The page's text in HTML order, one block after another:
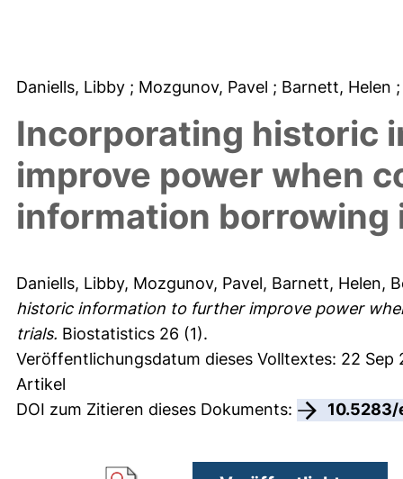
Daniells, Libby ; Mozgunov, Pavel ; Barnett, Helen
Incorporating historic
improve power when
information borrowing
Daniells, Libby, Mozgunov, Pavel, Barnett, Helen,
historic information to further improve power
trials. Biostatistics 26 (1).
Veröffentlichungsdatum dieses Volltextes: 22 Sep
Artikel
DOI zum Zitieren dieses Dokuments:
10.5283/